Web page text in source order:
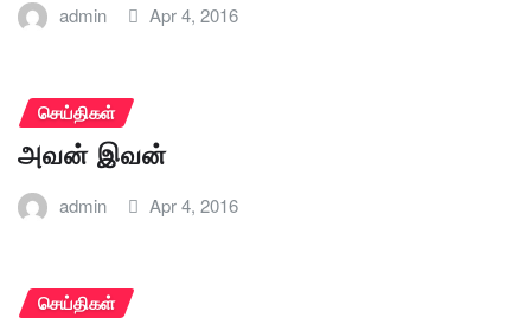
admin Apr 4, 2016
செய்திகள்
அவன் இவன்
admin Apr 4, 2016
செய்திகள்